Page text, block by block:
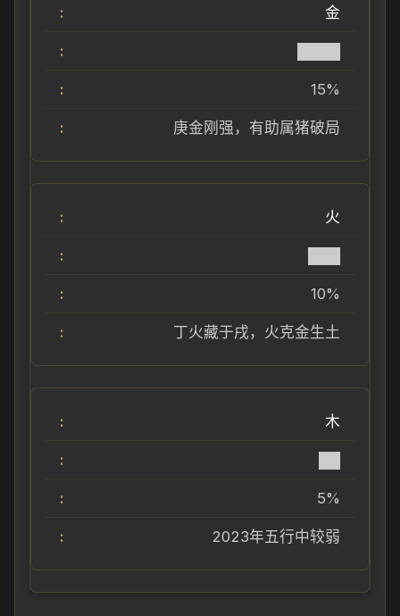
金
15%
庚金刚强，有助属猪破局
火
10%
丁火藏于戌，火克金生土
木
5%
2023年五行中较弱